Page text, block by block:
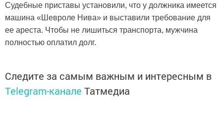
Судебные приставы установили, что у должника имеется
машина «Шевроле Нива» и выставили требование для
ее ареста. Чтобы не лишиться транспорта, мужчина
полностью оплатил долг.
Следите за самым важным и интересным в
Telegram-канале Татмедиа